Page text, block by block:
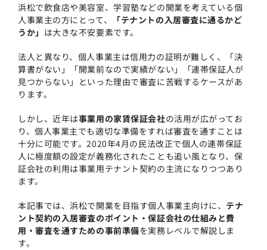
浜松で飲食店や美容室、学習塾などの開業を考えている個
人事業主の方にとって、
「テナントの入居審査に通るかど
うか」 は大きな不安要素です。
法人と異なり、個人事業主は信用力の証明が難しく、「決
算書がない」「開業前なので実績がない」「連帯保証人が
見つからない」といった理由で審査に苦戦するケースがあ
ります。
しかし、近年は事業用の家賃保証会社の活用が広がってお
り、個人事業主でも適切な準備をすれば審査を通すことは
十分に可能です。2020年4月の民法改正で個人の連帯保証
人に極度額の設定が義務化されたことも追い風となり、保
証会社の利用は事業用テナント契約の主流になりつつあり
ます。
本記事では、浜松で開業を目指す個人事業主向けに、 テナ
ント契約の入居審査のポイント・保証会社の仕組みと費
用・審査を通すための事前準備を実務レベルで解説しま
す。